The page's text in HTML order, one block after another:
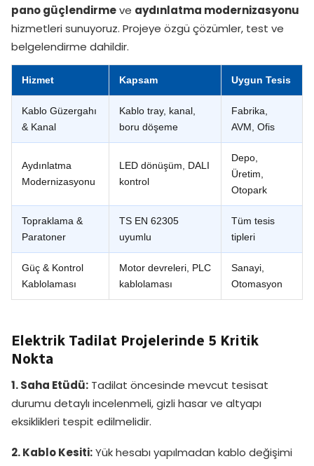
pano güçlendirmeve aydınlatma modernizasyonu
hizmetleri sunuyoruz. Projeye özgü çözümler, test ve
belgelendirme dahildir.
Hizmet Kapsam Uygun Tesis
Kablo Güzergahı
& Kanal
Kablo tray, kanal,
boru döşeme
Fabrika,
AVM, Ofis
Aydınlatma
Modernizasyonu
LED dönüşüm, DALI
kontrol
Depo,
Üretim,
Otopark
Topraklama &
Paratoner
TS EN 62305
uyumlu
Tüm tesis
tipleri
Güç & Kontrol
Kablolaması
Motor devreleri, PLC
kablolaması
Sanayi,
Otomasyon
Elektrik Tadilat Projelerinde 5 Kritik
Nokta
1. Saha Etüdü: Tadilat öncesinde mevcut tesisat
durumu detaylı incelenmeli, gizli hasar ve altyapı
eksiklikleri tespit edilmelidir.
2. Kablo Kesiti:Yük hesabı yapılmadan kablo değişimi